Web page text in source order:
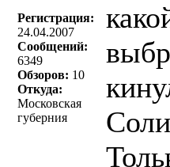
Регистрация:
24.04.2007
Сообщений:
6349
Обзоров: 10
Откуда:
Московская
губерния